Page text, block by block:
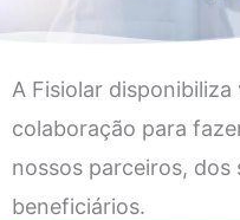
A Fisiolar
colaboração para
nossos parceiros, dos
beneficiários.